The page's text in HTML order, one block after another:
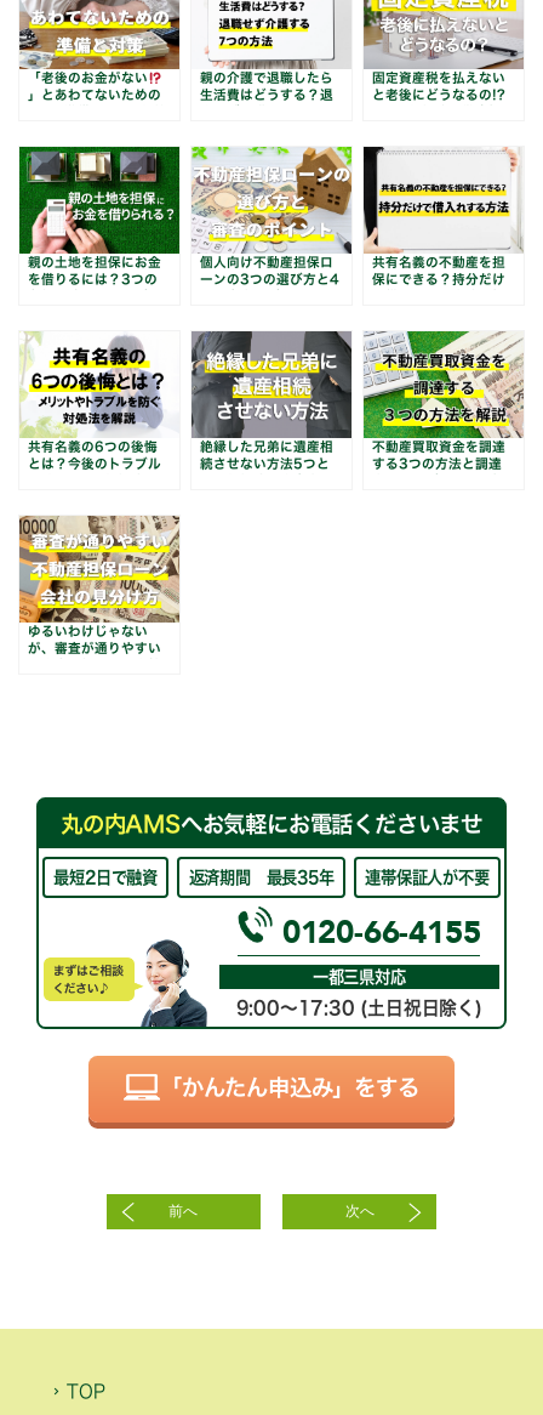
「老後のお金がない
」とあわてないための
親の介護で退職したら
生活費はどうする？退
固定資産税を払えない
と老後にどうなるの!?
親の土地を担保にお金
を借りるには？3つの
個人向け不動産担保ロ
ーンの3つの選び方と4
共有名義の不動産を担
保にできる？持分だけ
共有名義の6つの後悔
とは？今後のトラブル
絶縁した兄弟に遺産相
続させない方法5つと
不動産買取資金を調達
する3つの方法と調達
ゆるいわけじゃない
が、審査が通りやすい
丸の内AMSへお気軽にお電話くださいませ
最短2日で融資 返済期間 最長35年 連帯保証人が不要
0120-66-4155
一都三県対応
9:00～17:30 (土日祝日除く)
「かんたん申込み」をする
前へ 次へ
TOP